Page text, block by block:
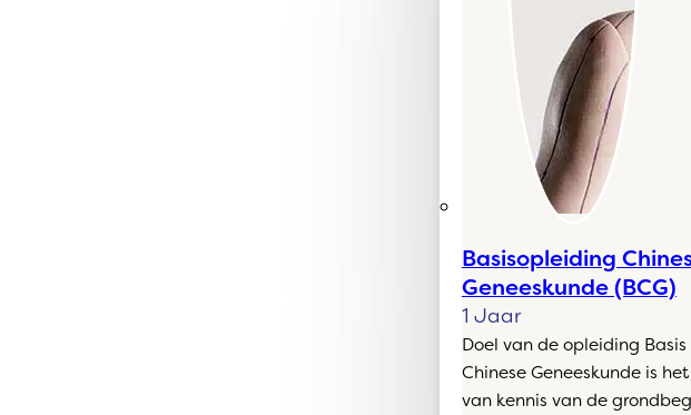
Basisopleiding
Geneeskunde (BCG)
1 Jaar
Doel van de opleiding Basis
Chinese Geneeskunde is
van kennis van de